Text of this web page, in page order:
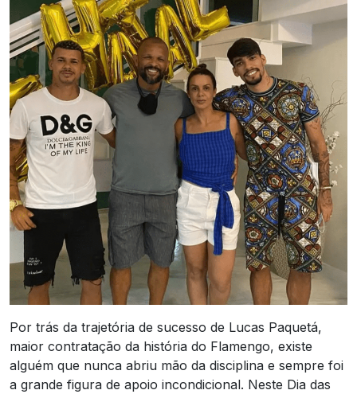
Por trás da trajetória de sucesso de Lucas Paquetá,
maior contratação da história do Flamengo, existe
alguém que nunca abriu mão da disciplina e sempre foi
a grande figura de apoio incondicional. Neste Dia das